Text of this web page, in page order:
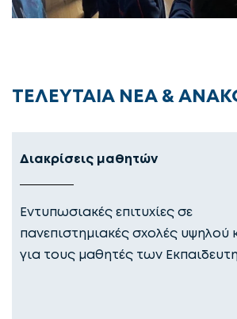
ΤΕΛΕΥΤΑΙΑ ΝΕΑ &
Διακρίσεις μαθητών
Εντυπωσιακές επιτυχίες σε
πανεπιστημιακές σχολές υψηλού
για τους μαθητές των